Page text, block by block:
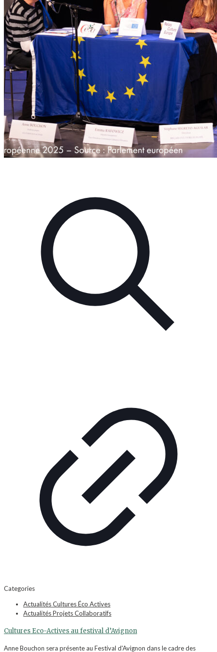
Categories
Actualités Cultures Éco Actives
Actualités Projets Collaboratifs
Cultures Eco-Actives au festival d’Avignon
Anne Bouchon sera présente au Festival d'Avignon dans le cadre des